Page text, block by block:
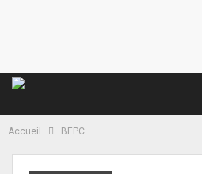
Accueil BEPC